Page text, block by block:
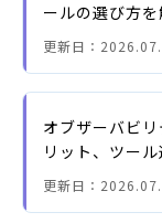
ールの選び方
更新日：
オブザーバビ
リット、ツー
更新日：